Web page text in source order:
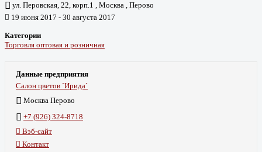
ул. Перовская, 22, корп.1 , Москва , Перово
19 июня 2017 - 30 августа 2017
Категории
Торговля оптовая и розничная
Данные предприятия
Салон цветов `Ирида`
Москва Перово
+7 (926) 324-8718
Вэб-сайт
Контакт